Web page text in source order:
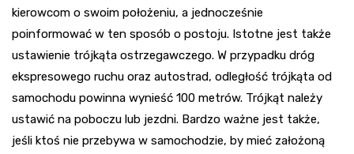
kierowcom o swoim położeniu, a jednocześnie
poinformować w ten sposób o postoju. Istotne jest także
ustawienie trójkąta ostrzegawczego. W przypadku dróg
ekspresowego ruchu oraz autostrad, odległość trójkąta od
samochodu powinna wynieść 100 metrów. Trójkąt należy
ustawić na poboczu lub jezdni. Bardzo ważne jest także,
jeśli ktoś nie przebywa w samochodzie, by mieć założoną